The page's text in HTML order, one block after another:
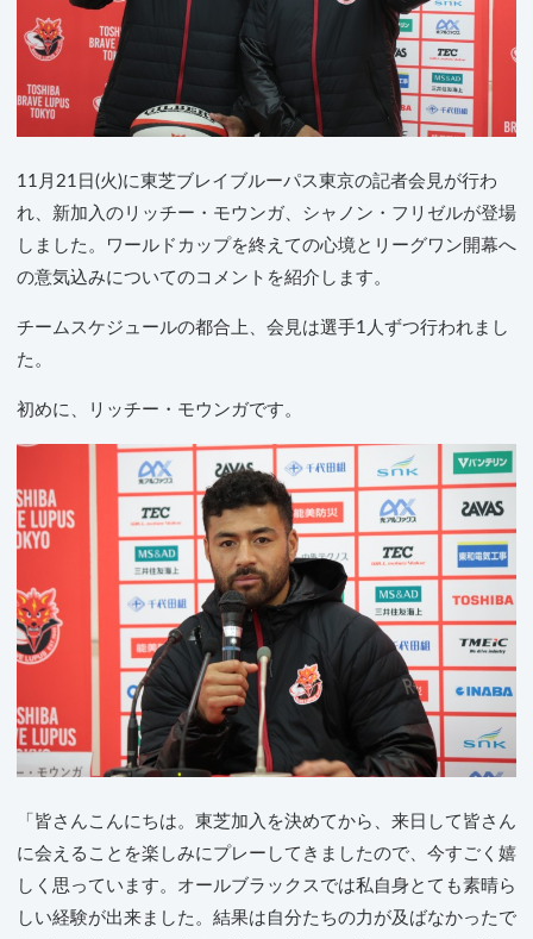
11月21日(火)に東芝ブレイブルーパス東京の記者会見が行わ
れ、新加入のリッチー・モウンガ、シャノン・フリゼルが登場
しました。ワールドカップを終えての心境とリーグワン開幕へ
の意気込みについてのコメントを紹介します。
チームスケジュールの都合上、会見は選手1人ずつ行われまし
た。
初めに、リッチー・モウンガです。
「皆さんこんにちは。東芝加入を決めてから、来日して皆さん
に会えることを楽しみにプレーしてきましたので、今すごく嬉
しく思っています。オールブラックスでは私自身とても素晴ら
しい経験が出来ました。結果は自分たちの力が及ばなかったで